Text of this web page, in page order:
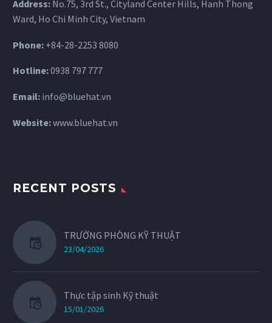
Address: No.75, 3rd St., Cityland Center Hills, Hanh Thong
Ward, Ho Chi Minh City, Vietnam
Phone: +84-28-2253 8080
Hotline:0938 797 777
Email: info@bluehat.vn
Website:www.bluehat.vn
RECENT POSTS
TRƯỞNG PHÒNG KỸ THUẬT
23/04/2026
Thực tập sinh Kỹ thuật
15/01/2026